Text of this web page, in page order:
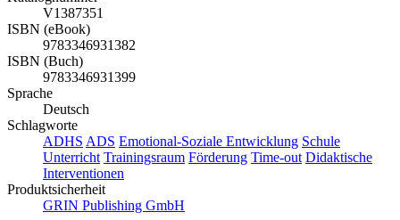
V1387351
ISBN (eBook)
9783346931382
ISBN (Buch)
9783346931399
Sprache
Deutsch
Schlagworte
ADHS ADS Emotional-Soziale Entwicklung Schule
Unterricht Trainingsraum Förderung Time-out Didaktische
Interventionen
Produktsicherheit
GRIN Publishing GmbH